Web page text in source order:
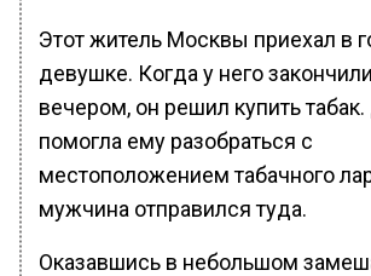
Этот житель Москвы приехал в
девушке. Когда у него
вечером, он решил купить
помогла ему разобраться с
местоположением табачного
мужчина отправился туда.
Оказавшись в небольшом